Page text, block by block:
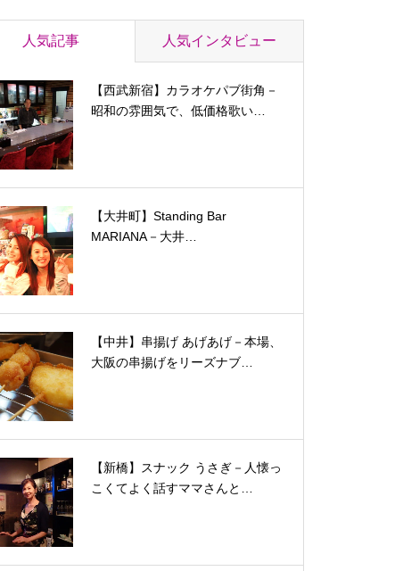
人気記事 人気インタビュー
【西武新宿】カラオケパブ街角－
昭和の雰囲気で、低価格歌い…
【大井町】Standing Bar
MARIANA－大井…
【中井】串揚げ あげあげ－本場、
大阪の串揚げをリーズナブ…
【新橋】スナック うさぎ－人懐っ
こくてよく話すママさんと…